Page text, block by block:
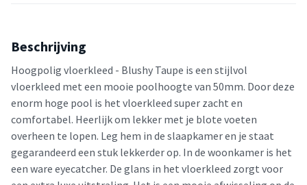
Beschrijving
Hoogpolig vloerkleed - Blushy Taupe is een stijlvol
vloerkleed met een mooie poolhoogte van 50mm. Door deze
enorm hoge pool is het vloerkleed super zacht en
comfortabel. Heerlijk om lekker met je blote voeten
overheen te lopen. Leg hem in de slaapkamer en je staat
gegarandeerd een stuk lekkerder op. In de woonkamer is het
een ware eyecatcher. De glans in het vloerkleed zorgt voor